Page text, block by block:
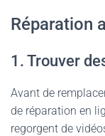
Réparation
1. Trouver
Avant de
de réparation en
regorgent de